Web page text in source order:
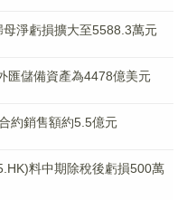
淨虧損擴大至5588.3萬元
匯儲備資產為4478億美元
約銷售額約5.5億元
料中期除稅後虧損500萬